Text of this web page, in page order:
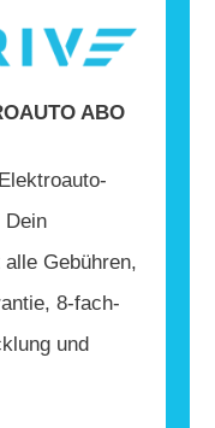
ABO
Dein
Gebühren,
8-fach-
und